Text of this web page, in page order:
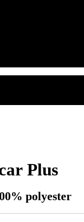
Plus
polyester